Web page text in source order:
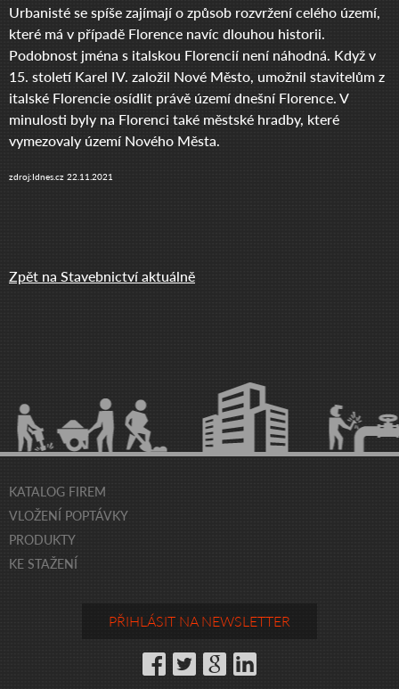
Urbanisté se spíše zajímají o způsob rozvržení celého území,
které má v případě Florence navíc dlouhou historii.
Podobnost jména s italskou Florencií není náhodná. Když v
15. století Karel IV. založil Nové Město, umožnil stavitelům z
italské Florencie osídlit právě území dnešní Florence. V
minulosti byly na Florenci také městské hradby, které
vymezovaly území Nového Města.
zdroj:Idnes.cz 22.11.2021
Zpět na Stavebnictví aktuálně
KATALOG FIREM
VLOŽENÍ POPTÁVKY
PRODUKTY
KE STAŽENÍ
PŘIHLÁSIT NA NEWSLETTER